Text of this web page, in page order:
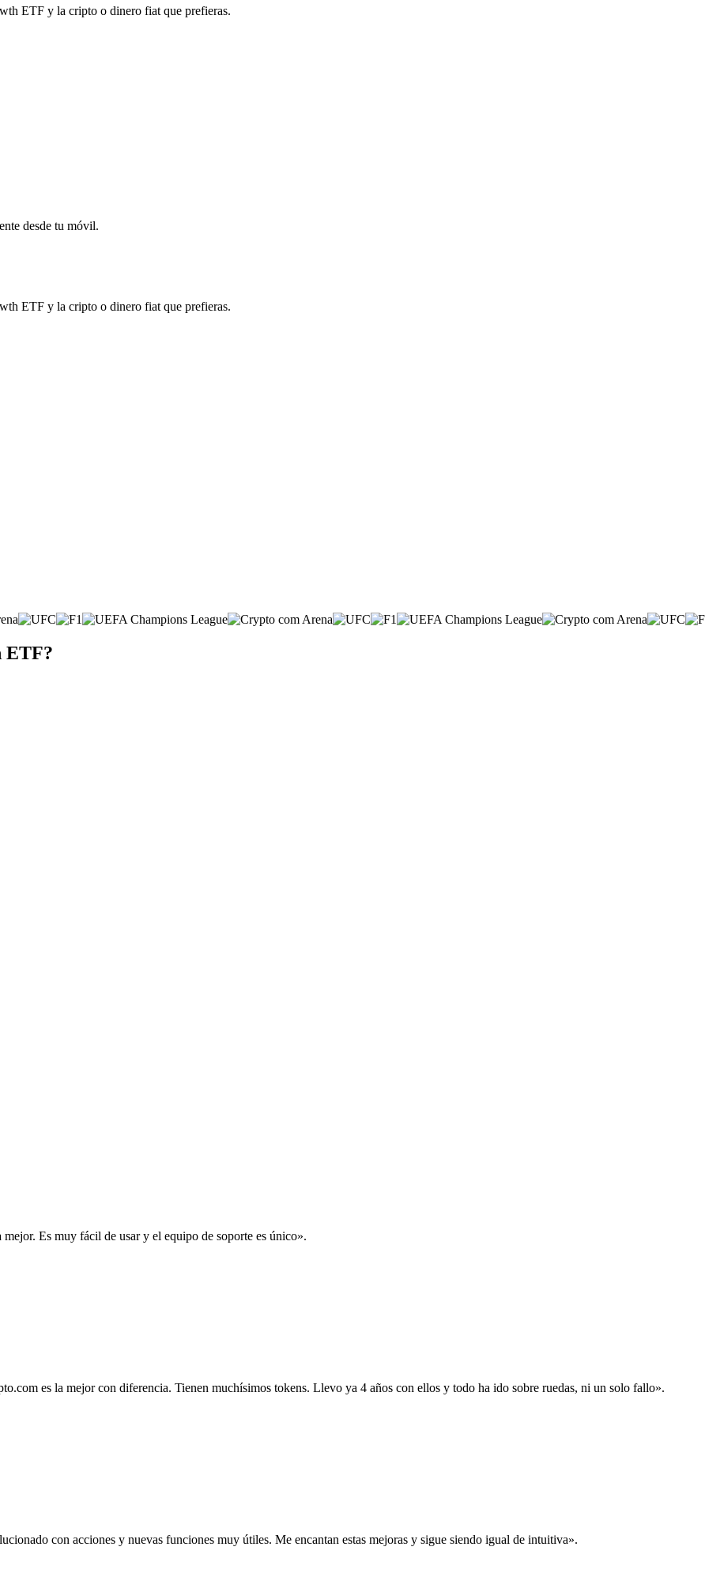
ETF y la cripto o dinero fiat que prefieras.
desde tu móvil.
ETF y la cripto o dinero fiat que prefieras.
ETF?
Es muy fácil de usar y el equipo de soporte es único».
es la mejor con diferencia. Tienen muchísimos tokens. Llevo ya 4 años con ellos y todo ha ido sobre ruedas, ni un solo fallo».
con acciones y nuevas funciones muy útiles. Me encantan estas mejoras y sigue siendo igual de intuitiva».